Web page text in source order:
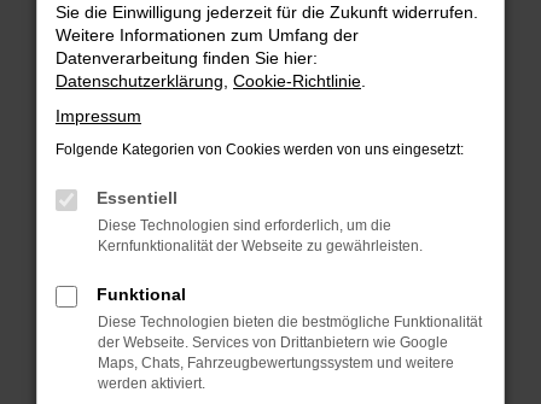
Hier sind ein paar Tipps, die dir helfen können:
Überprüfe deine Firewall und deine
Internetverbindung.
Laden andere Webseiten, zum Beispiel deine
Suchmaschine?
Manche Erweiterungen, wie Werbeblocker,
können das Laden bestimmter Seiten
verhindern. Funktioniert die Seite in einem
anderen Browser oder in einem privaten
Fenster?
Starte dein Gerät neu.
Das kann manchmal helfen, vorübergehende
Sie die Einwilligung jederzeit für die Zukunft widerrufen.
Weitere Informationen zum Umfang der
Datenverarbeitung finden Sie hier:
Datenschutzerklärung Cookie-Richtlinie
Impressum
Folgende Kategorien von Cookies werden von uns eingesetzt:
Essentiell
Diese Technologien sind erforderlich, um die
Kernfunktionalität der Webseite zu gewährleisten.
Funktional
Diese Technologien bieten die bestmögliche Funktionalität
der Webseite. Services von Drittanbietern wie Google
Maps, Chats, Fahrzeugbewertungssystem und weitere
werden aktiviert.